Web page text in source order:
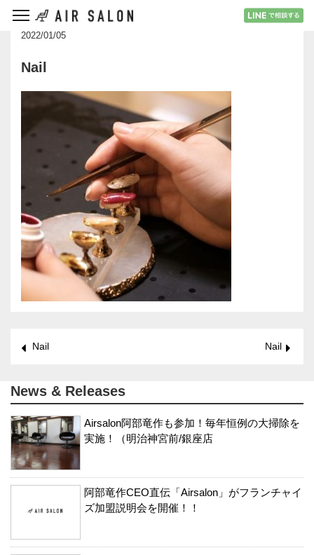
2022/01/05
Nail
Nail Nail
News & Releases
Airsalon阿部竜作も参加！毎年恒例の大掃除を
実施！（明治神宮前/銀座店
阿部竜作CEO直伝「Airsalon」がフランチャイ
ズ加盟説明会を開催！！